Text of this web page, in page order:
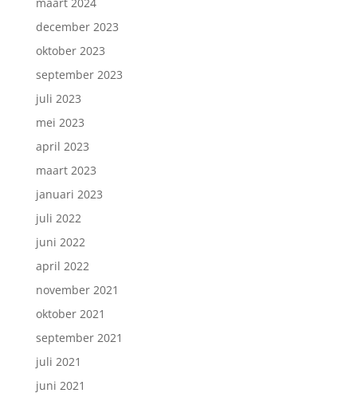
december 2023
oktober 2023
september 2023
juli 2023
mei 2023
april 2023
maart 2023
januari 2023
juli 2022
juni 2022
april 2022
november 2021
oktober 2021
september 2021
juli 2021
juni 2021